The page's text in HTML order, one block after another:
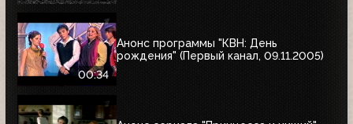
00:34
Анонс программы "КВН: День
рождения" (Первый канал, 09.11.2005)